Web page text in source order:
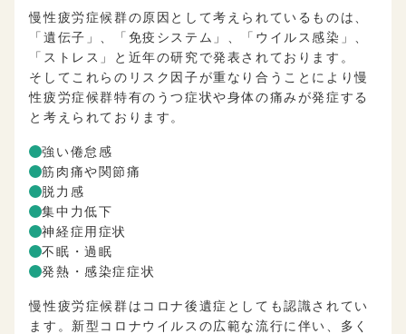
慢性疲労症候群の原因として考えられているものは、
「遺伝子」、「免疫システム」、「ウイルス感染」、
「ストレス」と近年の研究で発表されております。
そしてこれらのリスク因子が重なり合うことにより慢
性疲労症候群特有のうつ症状や身体の痛みが発症する
と考えられております。
強い倦怠感
筋肉痛や関節痛
脱力感
集中力低下
神経症用症状
不眠・過眠
発熱・感染症症状
慢性疲労症候群はコロナ後遺症としても認識されてい
ます。新型コロナウイルスの広範な流行に伴い、多く